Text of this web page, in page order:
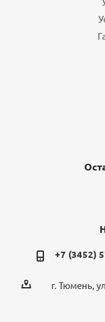
+7 (3452)
г. Тюмень,